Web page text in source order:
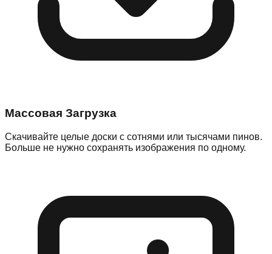
Массовая Загрузка
Скачивайте целые доски с сотнями или тысячами пинов.
Больше не нужно сохранять изображения по одному.